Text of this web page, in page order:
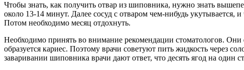
Чтобы знать, как получить отвар из шиповника, нужно знать
около 13-14 минут. Далее сосуд с отваром чем-нибудь укутывается,
Потом необходимо месяц отдохнуть.
Необходимо принять во внимание рекомендации стоматологов. Они
образуется кариес. Поэтому врачи советуют пить жидкость через
заваривании шиповника врачи дают ответ, что десять ягод на один